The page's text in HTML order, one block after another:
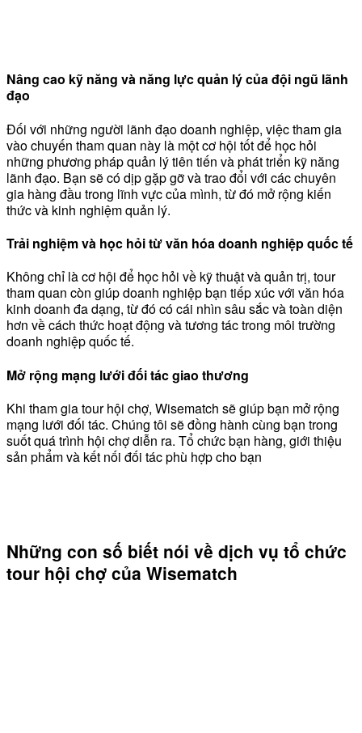
Nâng cao kỹ năng và năng lực quản lý của đội ngũ lãnh
đạo
Đối với những người lãnh đạo doanh nghiệp, việc tham gia
vào chuyến tham quan này là một cơ hội tốt để học hỏi
những phương pháp quản lý tiên tiến và phát triển kỹ năng
lãnh đạo. Bạn sẽ có dịp gặp gỡ và trao đổi với các chuyên
gia hàng đầu trong lĩnh vực của mình, từ đó mở rộng kiến
thức và kinh nghiệm quản lý.
Trải nghiệm và học hỏi từ văn hóa doanh nghiệp quốc tế
Không chỉ là cơ hội để học hỏi về kỹ thuật và quản trị, tour
tham quan còn giúp doanh nghiệp bạn tiếp xúc với văn hóa
kinh doanh đa dạng, từ đó có cái nhìn sâu sắc và toàn diện
hơn về cách thức hoạt động và tương tác trong môi trường
doanh nghiệp quốc tế.
Mở rộng mạng lưới đối tác giao thương
Khi tham gia tour hội chợ, Wisematch sẽ giúp bạn mở rộng
mạng lưới đối tác. Chúng tôi sẽ đồng hành cùng bạn trong
suốt quá trình hội chợ diễn ra. Tổ chức bạn hàng, giới thiệu
sản phẩm và kết nối đối tác phù hợp cho bạn
Những con số biết nói về dịch vụ tổ chức
tour hội chợ của Wisematch